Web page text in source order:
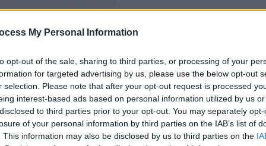
My Personal Information
opt-out of the sale, sharing to third parties, or processing of your
for targeted advertising by us, please use the below opt-out
selection. Please note that after your opt-out request is processed
interest-based ads based on personal information utilized by us
to third parties prior to your opt-out. You may separately
of your personal information by third parties on the IAB’s list of
This information may also be disclosed by us to third parties on the
από την 1η του Μάη που ανακοίνωσε
Θάνος Πλεύρης
επίδειξη του πιστοποιητικού , κάτι που
χωρίςτεστ, σε εστίαση και γήπεδα.
ο ίδιος. Μιλώντας στον ΑΝΤ1 ο
μάσκα σε κλειστούς χώρους και σχολεία,
άρση της υποχρέωσης, αλλά